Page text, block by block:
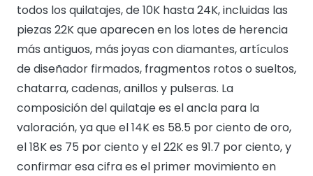
todos los quilatajes, de 10K hasta 24K, incluidas las
piezas 22K que aparecen en los lotes de herencia
más antiguos, más joyas con diamantes, artículos
de diseñador firmados, fragmentos rotos o sueltos,
chatarra, cadenas, anillos y pulseras. La
composición del quilataje es el ancla para la
valoración, ya que el 14K es 58.5 por ciento de oro,
el 18K es 75 por ciento y el 22K es 91.7 por ciento, y
confirmar esa cifra es el primer movimiento en